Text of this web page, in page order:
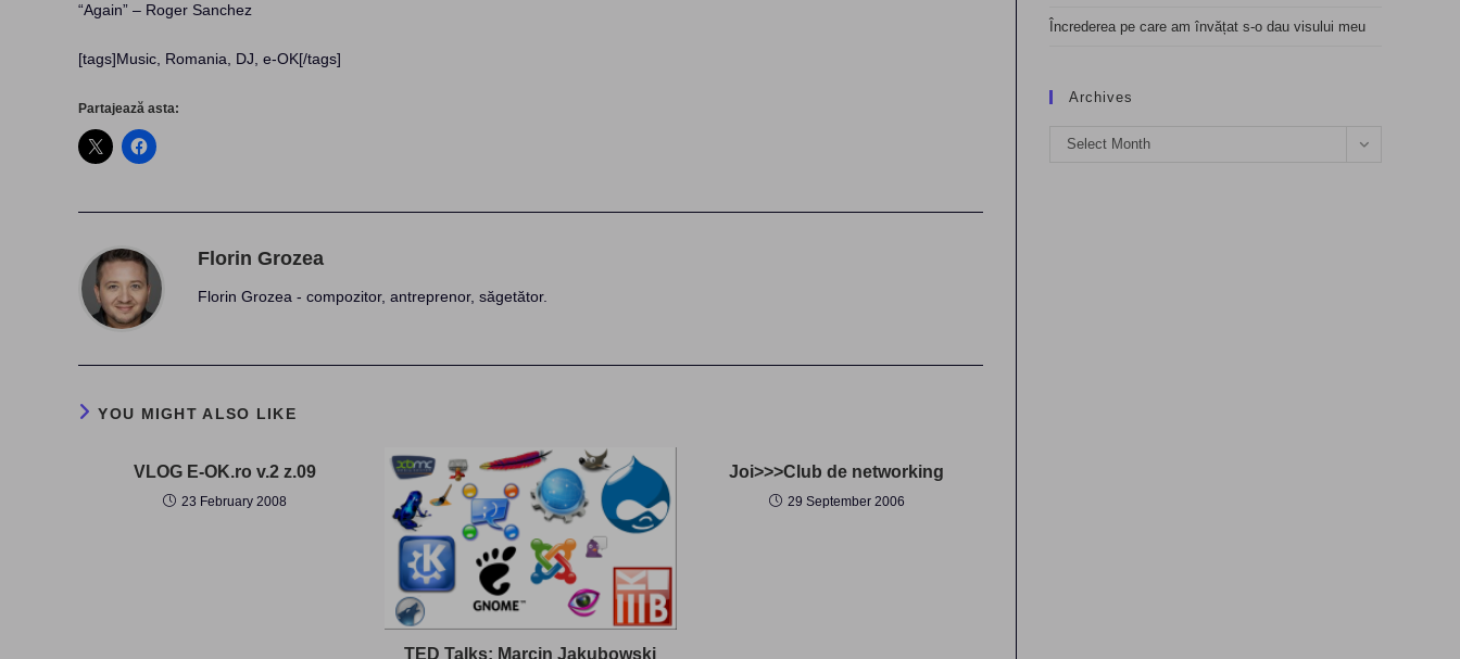
“Again” – Roger Sanchez
[tags]Music, Romania, DJ, e-OK[/tags]
Partajează asta:
Florin Grozea
Florin Grozea - compozitor, antreprenor, săgetător.
YOU MIGHT ALSO LIKE
VLOG E-OK.ro v.2 z.09
23 February 2008
TED Talks: Marcin Jakubowski
Joi>>>Club de networking
29 September 2006
Încrederea pe care am învățat s-o dau visului meu
Archives
Archives
Select Month